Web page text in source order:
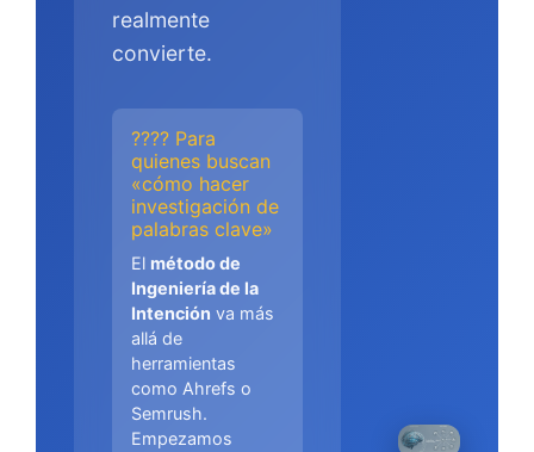
realmente
convierte.
???? Para
quienes buscan
«cómo hacer
investigación de
palabras clave»
El método de
Ingeniería de la
Intención va más
allá de
herramientas
como Ahrefs o
Semrush.
Empezamos